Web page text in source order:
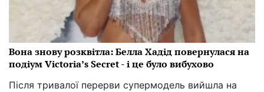
Вона знову розквітла: Белла Хадід повернулася на
подіум Victoria’s Secret - і це було вибухово
Після тривалої перерви супермодель вийшла на